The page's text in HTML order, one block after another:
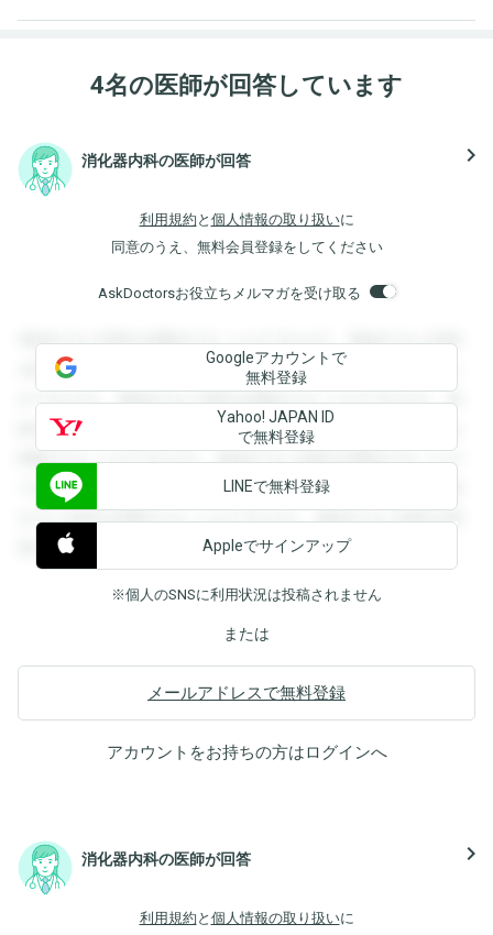
4名の医師が回答しています
消化器内科の医師が回答 navigate_next
利用規約 と 個人情報の取り扱いに
同意のうえ、無料会員登録をしてください
AskDoctorsお役立ちメルマガを受け取る
登録すると回答を閲覧することができます。登録すると回答
を閲覧することができます。登録すると回答を閲覧すること
ができます。登録すると回答を閲覧することができます。登
録すると回答を閲覧することができます。登録すると回答を
閲覧することができます。登録すると回答を閲覧することが
できます。登録すると回答を閲覧することができます。登録
すると回答を閲覧することができます。登録すると回答を閲
覧することができます。
Googleアカウントで
無料登録
Yahoo! JAPAN ID
で無料登録
LINEで無料登録
Appleでサインアップ
※個人のSNSに利用状況は投稿されません
または
メールアドレスで無料登録
アカウントをお持ちの方はログインへ
消化器内科の医師が回答 navigate_next
利用規約 と 個人情報の取り扱いに